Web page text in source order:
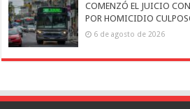
COMENZÓ EL JUICIO
POR HOMICIDIO
6 de agosto de 2026